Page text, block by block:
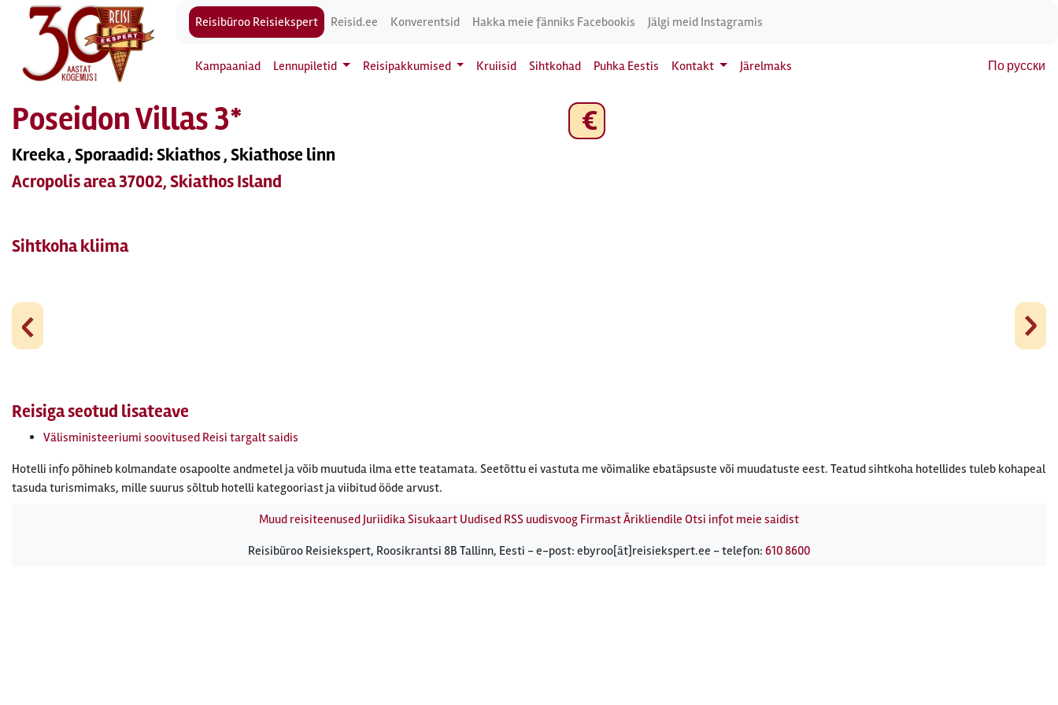
Reisibüroo Reisiekspert Reisid.ee Konverentsid Hakka meie fänniks Facebookis Jälgi meid Instagramis
Kampaaniad Lennupiletid Reisipakkumised Kruiisid Sihtkohad Puhka Eestis Kontakt Järelmaks По русски
Poseidon Villas 3*
Kreeka , Sporaadid: Skiathos , Skiathose linn
Acropolis area 37002, Skiathos Island
€
Sihtkoha kliima
‹ ›
Reisiga seotud lisateave
Välisministeeriumi soovitused Reisi targalt saidis
Hotelli info põhineb kolmandate osapoolte andmetel ja võib muutuda ilma ette teatamata. Seetõttu ei vastuta me võimalike ebatäpsuste või muudatuste eest. Teatud sihtkoha hotellides tuleb kohapeal
tasuda turismimaks, mille suurus sõltub hotelli kategooriast ja viibitud ööde arvust.
Muud reisiteenusedJuriidikaSisukaart Uudised RSS uudisvoog FirmastÄrikliendile Otsi infot meie saidist
Reisibüroo Reisiekspert, Roosikrantsi 8B Tallinn, Eesti - e-post: ebyroo[ät]reisiekspert.ee - telefon: 610 8600